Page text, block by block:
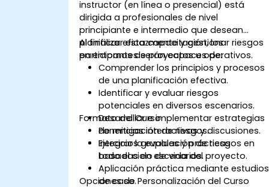
instructor (en línea o presencial) está
dirigida a profesionales de nivel
principiante e intermedio que desean
planificar eficazmente y gestionar riesgos
en entornos de proyectos u operativos.
Al finalizar esta capacitación, los
participantes serán capaces de:
Comprender los principios y procesos
de una planificación efectiva.
Identificar y evaluar riesgos
potenciales en diversos escenarios.
Desarrollar e implementar estrategias
de mitigación de riesgos.
Integrar la evaluación de riesgos en
todo el ciclo de vida del proyecto.
Formato del Curso
Ponencias interactivas y discusiones.
Ejercicios grupales y prácticas
basadas en escenarios.
Aplicación práctica mediante estudios
de caso.
Opciones de Personalización del Curso